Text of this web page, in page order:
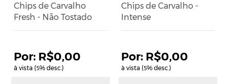
Chips de Carvalho
Fresh - Não Tostado
R$0,00
à vista (5% desc.)
Chips de Carvalho -
Intense
R$0,00
à vista (5% desc.)